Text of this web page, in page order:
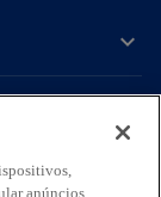
anúncios